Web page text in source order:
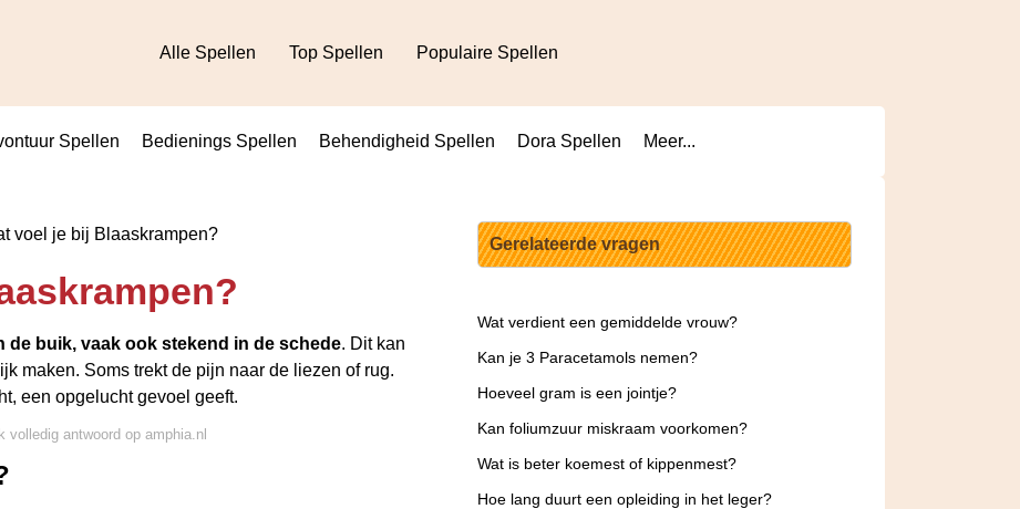
Alle Spellen Top Spellen Populaire Spellen
Spellen Bedienings Spellen Behendigheid Spellen Dora Spellen Meer...
voel je bij Blaaskrampen?
de buik, vaak ook stekend in de schede. Dit kan
maken. Soms trekt de pijn naar de liezen of rug.
een opgelucht gevoel geeft.
volledig antwoord op amphia.nl
Gerelateerde vragen
Wat verdient een gemiddelde vrouw?
Kan je 3 Paracetamols nemen?
Hoeveel gram is een jointje?
Kan foliumzuur miskraam voorkomen?
Wat is beter koemest of kippenmest?
Hoe lang duurt een opleiding in het leger?